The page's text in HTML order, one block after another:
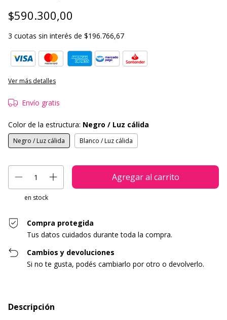
$590.300,00
3 cuotas sin interés de $196.766,67
Ver más detalles
Envío gratis
Color de la estructura: Negro / Luz cálida
Negro / Luz cálida Blanco / Luz cálida
en stock
Compra protegida
Tus datos cuidados durante toda la compra.
Cambios y devoluciones
Si no te gusta, podés cambiarlo por otro o devolverlo.
Descripción